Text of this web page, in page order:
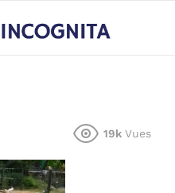
19k Vues